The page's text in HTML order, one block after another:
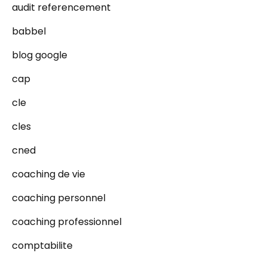
audit referencement
babbel
blog google
cap
cle
cles
cned
coaching de vie
coaching personnel
coaching professionnel
comptabilite